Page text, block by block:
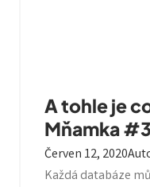
A tohle je
Mňamka
Červen 12, 2020
Každá databáze